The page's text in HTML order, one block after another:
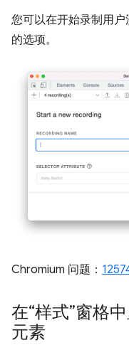
您可以在开始录制用
的选项。
Chromium 问题：
在“样式”窗格
元素